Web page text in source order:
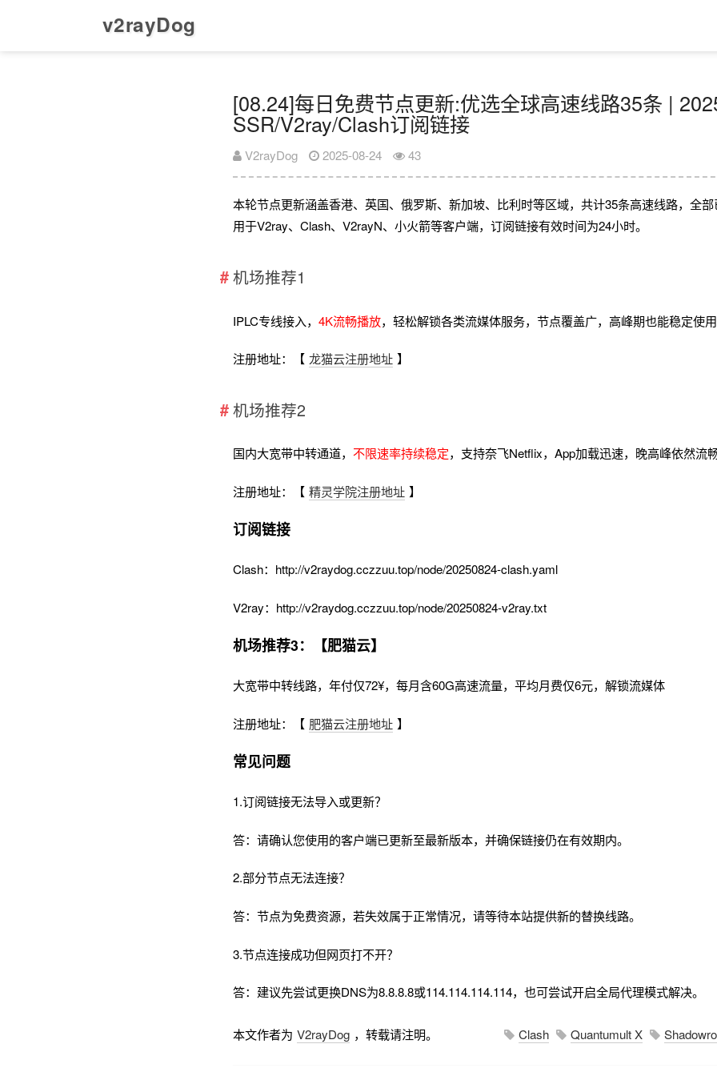
v2rayDog
[08.24]每日免费节点更新:优选全球高速线路35条 |
SSR/V2ray/Clash订阅链接
V2rayDog 2025-08-24 43
本轮节点更新涵盖香港、英国、俄罗斯、新加坡、比利时等区域，共计35条高速线路，全
用于V2ray、Clash、V2rayN、小火箭等客户端，订阅链接有效时间为24小时。
机场推荐1
IPLC专线接入，4K流畅播放，轻松解锁各类流媒体服务，节点覆盖广，高峰期也能稳定使
注册地址：【 龙猫云注册地址 】
机场推荐2
国内大宽带中转通道，不限速率持续稳定，支持奈飞Netflix，App加载迅速，晚高峰依然流
注册地址：【 精灵学院注册地址 】
订阅链接
Clash：http://v2raydog.cczzuu.top/node/20250824-clash.yaml
V2ray：http://v2raydog.cczzuu.top/node/20250824-v2ray.txt
机场推荐3：【肥猫云】
大宽带中转线路，年付仅72¥，每月含60G高速流量，平均月费仅6元，解锁流媒体
注册地址：【 肥猫云注册地址 】
常见问题
1.订阅链接无法导入或更新？
答：请确认您使用的客户端已更新至最新版本，并确保链接仍在有效期内。
2.部分节点无法连接？
答：节点为免费资源，若失效属于正常情况，请等待本站提供新的替换线路。
3.节点连接成功但网页打不开？
答：建议先尝试更换DNS为8.8.8.8或114.114.114.114，也可尝试开启全局代理模式解决。
本文作者为 V2rayDog ，转载请注明。 Clash Quantumult X